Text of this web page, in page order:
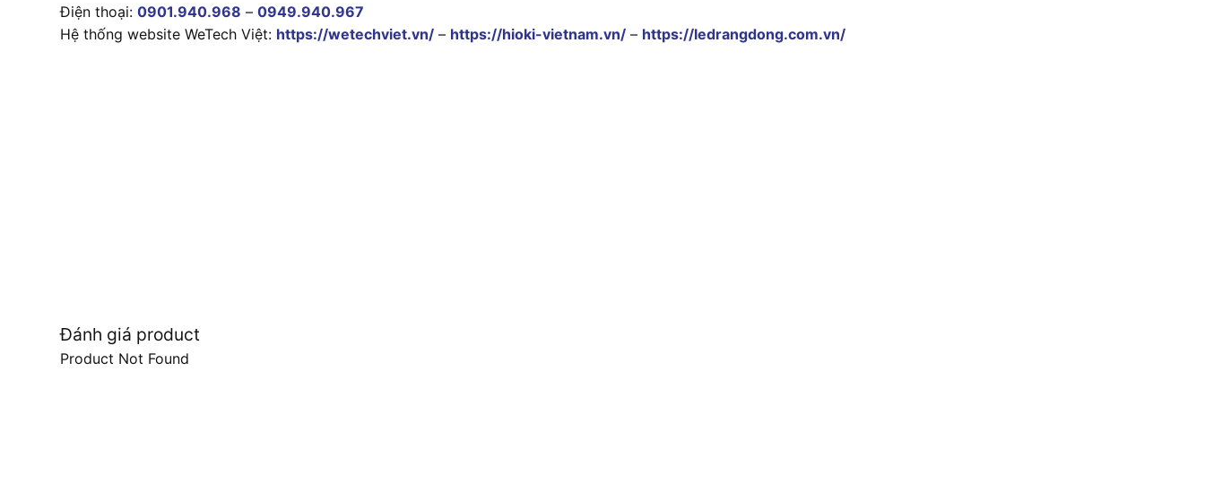
Điện thoại: 0901.940.968 – 0949.940.967
Hệ thống website WeTech Việt: https://wetechviet.vn/ – https://hioki-vietnam.vn/ – https://ledrangdong.com.vn/
Đánh giá product
Product Not Found